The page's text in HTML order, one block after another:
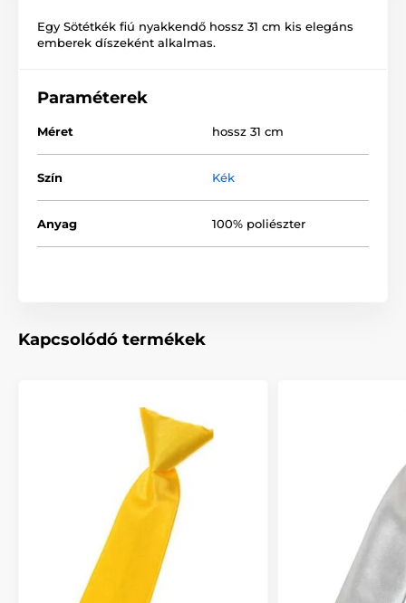
Egy Sötétkék fiú nyakkendő hossz 31 cm kis elegáns
emberek díszeként alkalmas.
Paraméterek
Méret hossz 31 cm
Szín Kék
Anyag 100% poliészter
Kapcsolódó termékek